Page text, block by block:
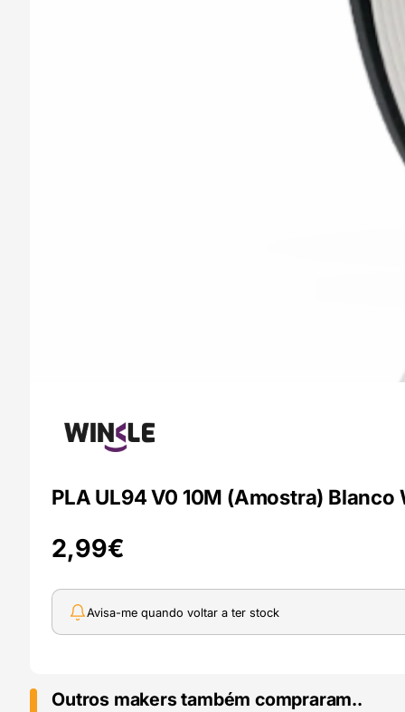
PLA UL94 V0 10M (Amostra) Blanco
2,99€
Avisa-me quando voltar a ter stock
Outros makers também compraram..